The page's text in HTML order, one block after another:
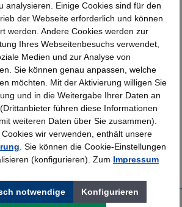
Topmarken
Faire Preise
Kostenlose Beratung
(04205) 635940
analysieren. Einige Cookies sind für den
der Webseite erforderlich und können
werden. Andere Cookies werden zur
Ihres Webseitenbesuchs verwendet,
Medien und zur Analyse von
Sie können genau anpassen, welche
möchten. Mit der Aktivierung willigen Sie
und in die Weitergabe Ihrer Daten an
führen diese Informationen
weiteren Daten über Sie zusammen).
wir verwenden, enthält unsere
. Sie können die Cookie-Einstellungen
(konfigurieren). Zum Impressum
notwendige Konfigurieren